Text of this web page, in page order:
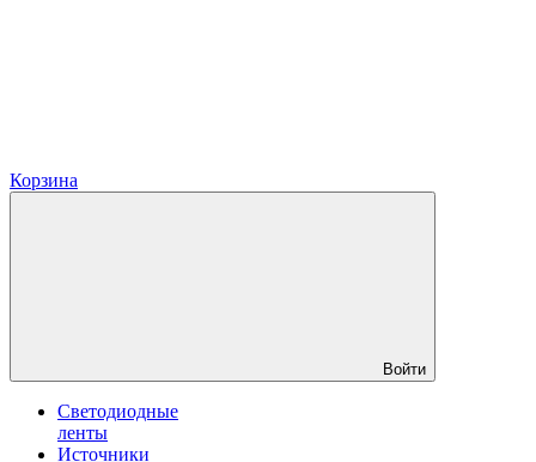
Корзина
Войти
Светодиодные
ленты
Источники